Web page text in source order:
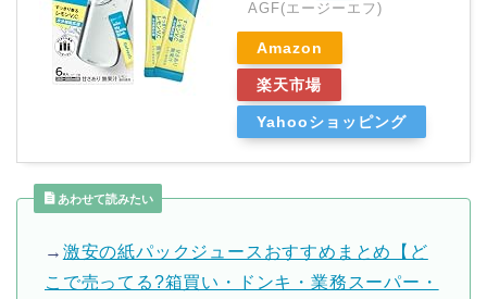
AGF(エージーエフ)
Amazon
楽天市場
Yahooショッピング
あわせて読みたい
→ 激安の紙パックジュースおすすめまとめ【ど
こで売ってる?箱買い・ドンキ・業務スーパー・